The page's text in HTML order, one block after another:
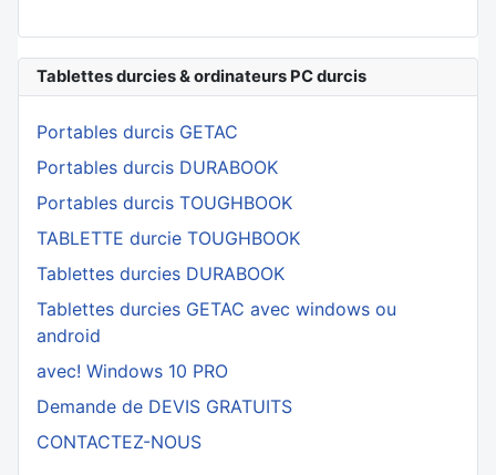
Tablettes durcies & ordinateurs PC durcis
Portables durcis GETAC
Portables durcis DURABOOK
Portables durcis TOUGHBOOK
TABLETTE durcie TOUGHBOOK
Tablettes durcies DURABOOK
Tablettes durcies GETAC avec windows ou
android
avec! Windows 10 PRO
Demande de DEVIS GRATUITS
CONTACTEZ-NOUS